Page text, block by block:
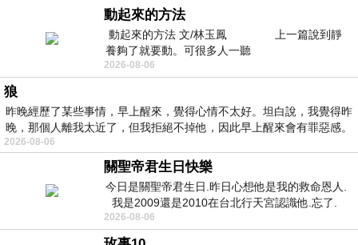
動起來的方法
動起來的方法 文/林玉鳳 上一篇說到靜
養夠了就要動。可很多人一聽
2026-08-06
狼
昨晚經歷了某些事情，早上醒來，覺得心情不太好。坦白說，我覺得昨
晚，那個人離我太近了，但我拒絕不掉他，因此早上醒來會有罪惡感。
2026-08-06
關聖帝君生日快樂
今日是關聖帝君生日.昨日心想他是我的救命恩人.
我是2009還是2010在台北行天宮認識他.忘了.
一個奇摩交友的網友學
2026-08-06